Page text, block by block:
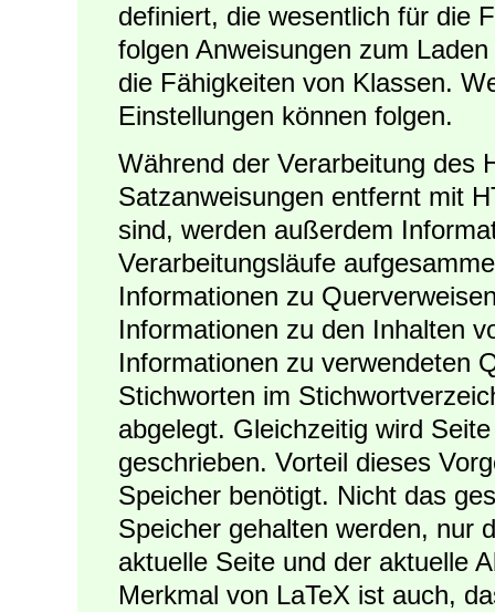
definiert, die wesentlich für die
folgen Anweisungen zum
die Fähigkeiten von Klassen.
Einstellungen können folgen.
Während der Verarbeitung des
Satzanweisungen entfernt mit
sind, werden außerdem
Verarbeitungsläufe
Informationen zu
Informationen zu den Inhalten
Informationen zu verwendeten
Stichworten im
abgelegt. Gleichzeitig wird
geschrieben. Vorteil dieses
Speicher benötigt. Nicht das
Speicher gehalten werden, nur
aktuelle Seite und der aktuelle
Merkmal von LaTeX ist auch,